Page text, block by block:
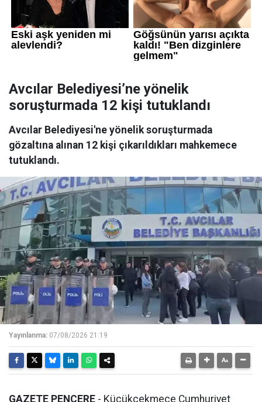
Avcılar Belediyesi’ne yönelik
soruşturmada 12 kişi tutuklandı
Avcılar Belediyesi'ne yönelik soruşturmada
gözaltına alınan 12 kişi çıkarıldıkları mahkemece
tutuklandı.
Yayınlanma: 07/08/2026 21:19
GAZETE PENCERE - Küçükçekmece Cumhuriyet